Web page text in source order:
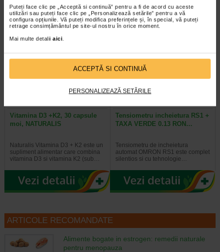
Puteți face clic pe „Acceptă si continuă” pentru a fi de acord cu aceste
utilizări sau puteți face clic pe „Personalizează setările” pentru a vă
configura opțiunile. Vă puteți modifica preferințele și, în special, vă puteți
retrage consimțământul pe site-ul nostru în orice moment.
Mai multe detalii aici
ACCEPTĂ SI CONTINUĂ
PERSONALIZEAZĂ SETĂRILE
Vitamina D3 +K2, 30 capsule
moi, NATURALIS
Naturalis Vitamina D3 + K2 este un
supliment alimentar care combina
vitamina D3 si vitamina K2 (sub…
Tensiometru incheietura RS1 +
TAXA VERDE 0.13 RON…
Tensiometru de incheietura
automat OMRON RS1 este complet
silentios si cu tehnologie…
ARTICOLE RECOMANDATE
Alimente bogate in estrogen: remedii naturale
pentru menopauza